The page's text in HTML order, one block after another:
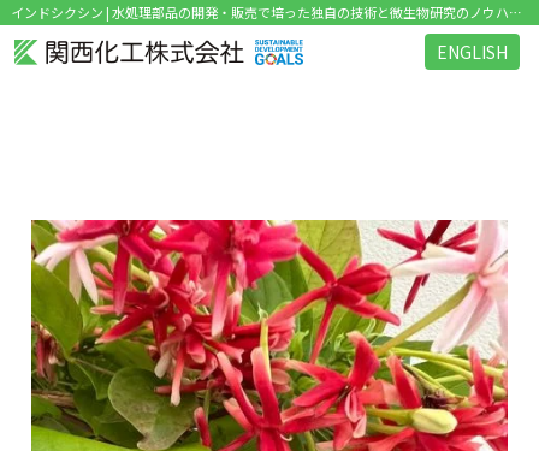
インドシクシン | 水処理部品の開発・販売で培った独自の技術と微生物研究のノウハウを活かした環境関連ビジネス を展開
ENGLISH